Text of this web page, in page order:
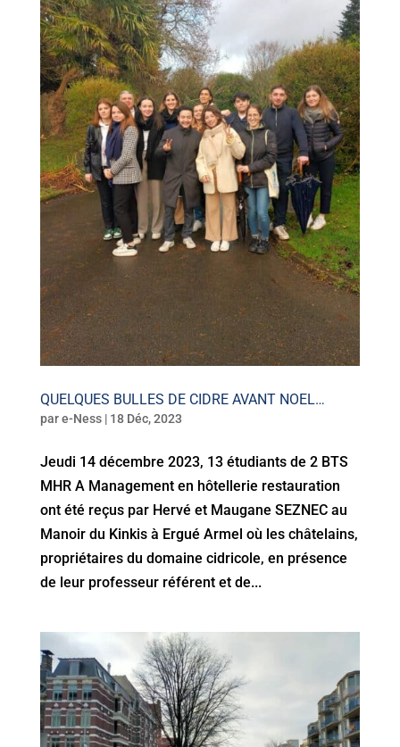
QUELQUES BULLES DE CIDRE AVANT NOEL…
pare-Ness| 18 Déc, 2023
Jeudi 14 décembre 2023, 13 étudiants de 2 BTS
MHR A Management en hôtellerie restauration
ont été reçus par Hervé et Maugane SEZNEC au
Manoir du Kinkis à Ergué Armel où les châtelains,
propriétaires du domaine cidricole, en présence
de leur professeur référent et de...